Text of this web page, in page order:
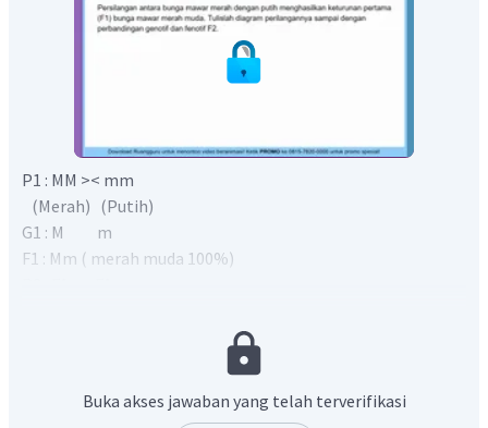
P1 : MM >< mm
(Merah) (Putih)
G1 : M m
F1 : Mm ( merah muda 100%)
Rasio genotip F2 = MM : Mm : mm
Buka akses jawaban yang telah terverifikasi